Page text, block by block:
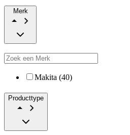
Merk
Makita (40)
Producttype